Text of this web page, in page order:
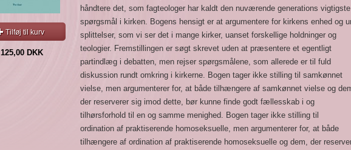
Tilføj til kurv
125,00 DKK
håndtere det, som fagteologer har kaldt den nuværende generations vigtigste
spørgsmål i kirken. Bogens hensigt er at argumentere for kirkens enhed og
splittelser, som vi ser det i mange kirker, uanset forskellige holdninger og
teologier. Fremstillingen er søgt skrevet uden at præsentere et egentligt
partindlæg i debatten, men rejser spørgsmålene, som allerede er til fuld
diskussion rundt omkring i kirkerne. Bogen tager ikke stilling til samkønnet
vielse, men argumenterer for, at både tilhængere af samkønnet vielse og
der reserverer sig imod dette, bør kunne finde godt fællesskab i og
tilhørsforhold til en og samme menighed. Bogen tager ikke stilling til
ordination af praktiserende homoseksuelle, men argumenterer for, at både
tilhængere af ordination af praktiserende homoseksuelle og dem, der